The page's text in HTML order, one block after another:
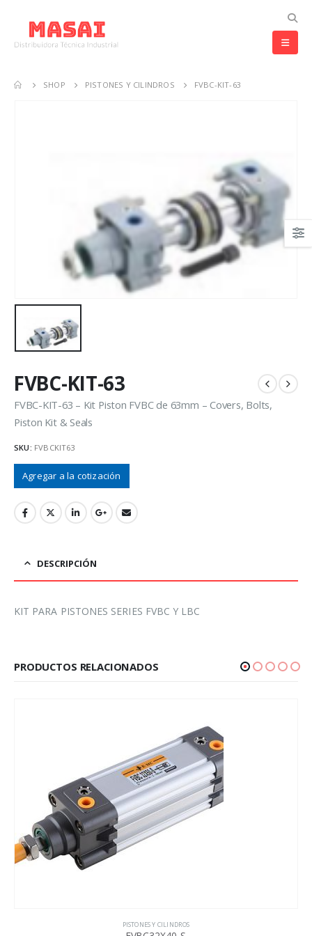
SHOP PISTONES Y CILINDROS FVBC-KIT-63
FVBC-KIT-63
FVBC-KIT-63 – Kit Piston FVBC de 63mm – Covers, Bolts,
Piston Kit & Seals
SKU: FVBCKIT63
Agregar a la cotización
DESCRIPCIÓN
KIT PARA PISTONES SERIES FVBC Y LBC
PRODUCTOS RELACIONADOS
PISTONES Y CILINDROS